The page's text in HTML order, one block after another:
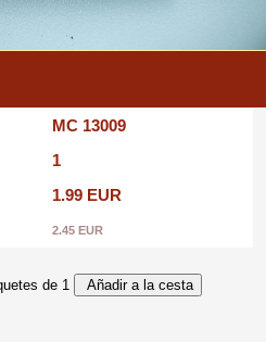
MC 13009
1
1.99 EUR
2.45 EUR
de 1